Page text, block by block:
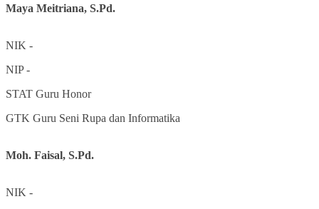
Maya Meitriana, S.Pd.
NIK -
NIP-
STAT Guru Honor
GTK Guru Seni Rupa dan Informatika
Moh. Faisal, S.Pd.
NIK -